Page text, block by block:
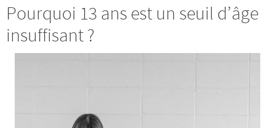
Pourquoi 13 ans est un seuil d’âge
insuffisant ?